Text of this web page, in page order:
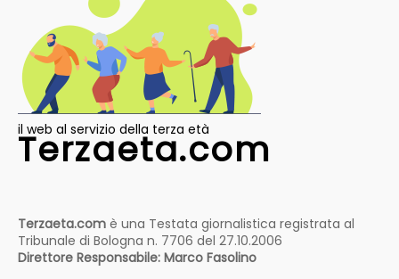
il web al servizio della terza età
Terzaeta.com
Terzaeta.com è una Testata giornalistica registrata al
Tribunale di Bologna n. 7706 del 27.10.2006
Direttore Responsabile: Marco Fasolino